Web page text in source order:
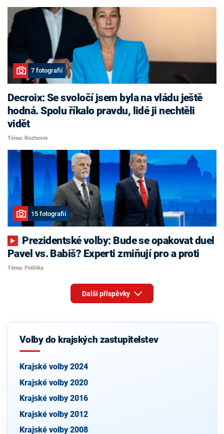
7 fotografií
Decroix: Se svoločí jsem byla na vládu ještě
hodná. Spolu říkalo pravdu, lidé ji nechtěli
vidět
Téma: Rozhovor
15 fotografií
Pavel vs. Babiš? Experti zmiňují pro a proti
Téma: Politika
Další příspěvky
Volby do krajských zastupitelstev
Krajské volby 2024
Krajské volby 2020
Krajské volby 2016
Krajské volby 2012
Krajské volby 2008